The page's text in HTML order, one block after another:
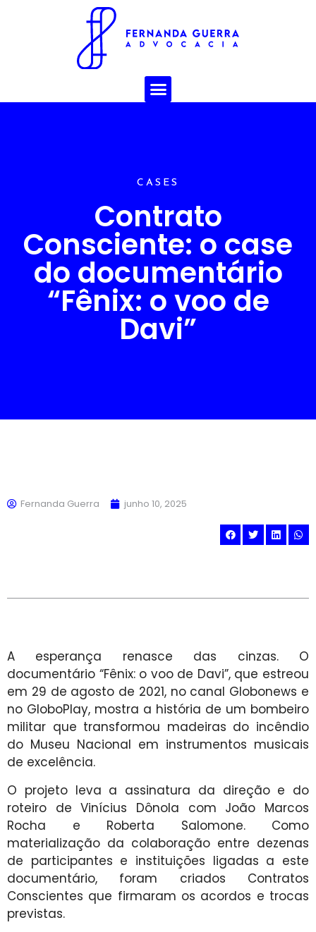
CASES
Contrato
Consciente: o case
do documentário
“Fênix: o voo de
Davi”
Fernanda Guerra junho 10, 2025
A esperança renasce das cinzas. O
documentário “Fênix: o voo de Davi”, que estreou
em 29 de agosto de 2021, no canal Globonews e
no GloboPlay, mostra a história de um bombeiro
militar que transformou madeiras do incêndio
do Museu Nacional em instrumentos musicais
de excelência.
O projeto leva a assinatura da direção e do
roteiro de Vinícius Dônola com João Marcos
Rocha e Roberta Salomone. Como
materialização da colaboração entre dezenas
de participantes e instituições ligadas a este
documentário, foram criados Contratos
Conscientes que firmaram os acordos e trocas
previstas.